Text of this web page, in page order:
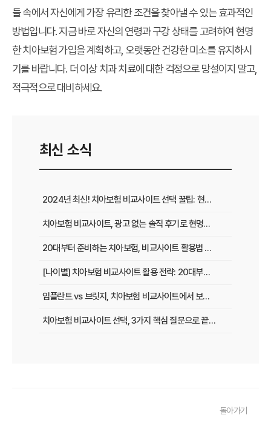
들 속에서 자신에게 가장 유리한 조건을 찾아낼 수 있는 효과적인
방법입니다. 지금 바로 자신의 연령과 구강 상태를 고려하여 현명
한 치아보험 가입을 계획하고, 오랫동안 건강한 미소를 유지하시
기를 바랍니다. 더 이상 치과 치료에 대한 걱정으로 망설이지 말고,
적극적으로 대비하세요.
최신 소식
2024년 최신! 치아보험 비교사이트 선택 꿀팁: 현명한 가입 전략 완벽 분석
치아보험 비교사이트, 광고 없는 솔직 후기로 현명하게 선택하는 법
20대부터 준비하는 치아보험, 비교사이트 활용법 A to Z
[나이별] 치아보험 비교사이트 활용 전략: 20대부터 60대까지 맞춤 가이드
임플란트 vs 브릿지, 치아보험 비교사이트에서 보장 범위 꼼꼼하게 확인하는 꿀팁
치아보험 비교사이트 선택, 3가지 핵심 질문으로 끝내기
돌아가기